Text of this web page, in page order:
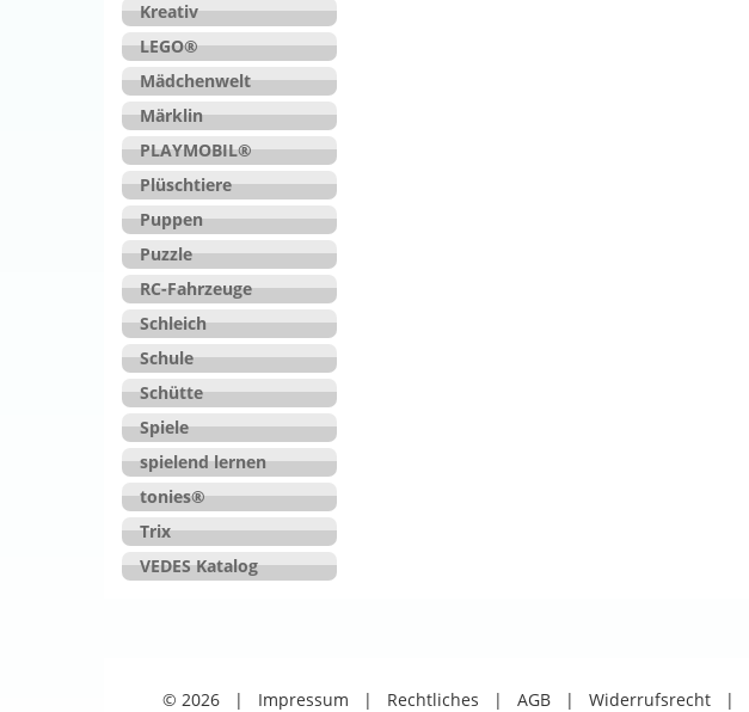
Kreativ
LEGO®
Mädchenwelt
Märklin
PLAYMOBIL®
Plüschtiere
Puppen
Puzzle
RC-Fahrzeuge
Schleich
Schule
Schütte
Spiele
spielend lernen
tonies®
Trix
VEDES Katalog
© 2026 | Impressum | Rechtliches | AGB | Widerrufsrecht |